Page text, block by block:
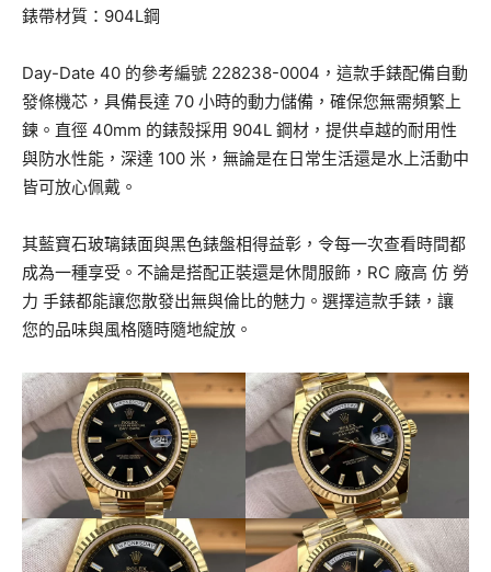
錶帶材質：904L鋼
Day-Date 40 的參考編號 228238-0004，這款手錶配備自動
發條機芯，具備長達 70 小時的動力儲備，確保您無需頻繁上
鍊。直徑 40mm 的錶殼採用 904L 鋼材，提供卓越的耐用性
與防水性能，深達 100 米，無論是在日常生活還是水上活動中
皆可放心佩戴。
其藍寶石玻璃錶面與黑色錶盤相得益彰，令每一次查看時間都
成為一種享受。不論是搭配正裝還是休閒服飾，RC 廠高 仿 勞
力 手錶都能讓您散發出無與倫比的魅力。選擇這款手錶，讓
您的品味與風格隨時隨地綻放。